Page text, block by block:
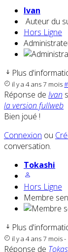
Ivan
Auteur du
Hors Ligne
Plus
il y a 4 ans 7 mois
Réponse de Ivan
la version fullweb
Bien joué !
Connexion ou
conversation.
Tokashi
Hors Ligne
Membre
Plus
il y a 4 ans 7 mois-
Réponse de